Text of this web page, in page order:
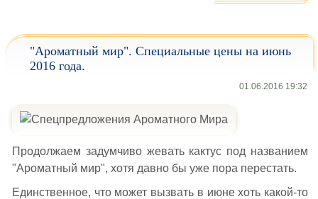
"Ароматный мир". Специальные цены на июнь
2016 года.
01.06.2016 19:32
Продолжаем задумчиво жевать кактус под названием
"Ароматный мир", хотя давно бы уже пора перестать.
Единственное, что может вызвать в июне хоть какой-то